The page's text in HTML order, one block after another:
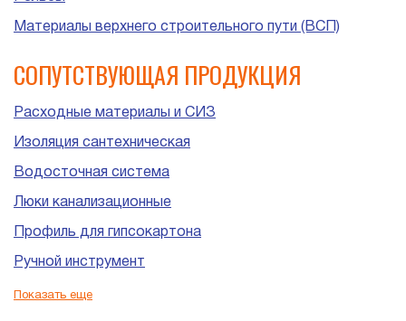
Материалы верхнего строительного пути (ВСП)
СОПУТСТВУЮЩАЯ ПРОДУКЦИЯ
Расходные материалы и СИЗ
Изоляция сантехническая
Водосточная система
Люки канализационные
Профиль для гипсокартона
Ручной инструмент
Пластиковые трубы и фитинги для канализации
Показать еще